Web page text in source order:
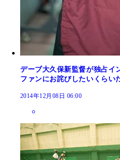
デーブ大久保新監督が独占イ
ファンにお詫びしたいくらい
2014年12月08日 06:00